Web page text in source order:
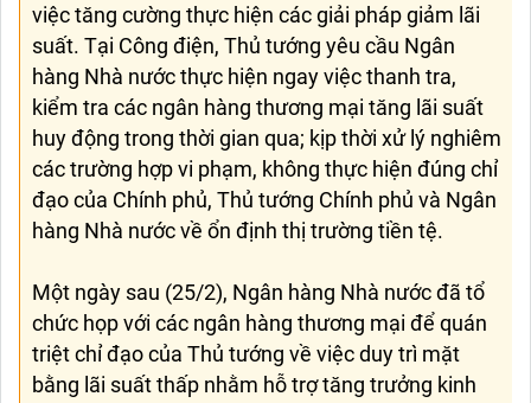
việc tăng cường thực hiện các giải pháp giảm lãi
suất. Tại Công điện, Thủ tướng yêu cầu Ngân
hàng Nhà nước thực hiện ngay việc thanh tra,
kiểm tra các ngân hàng thương mại tăng lãi suất
huy động trong thời gian qua; kịp thời xử lý nghiêm
các trường hợp vi phạm, không thực hiện đúng chỉ
đạo của Chính phủ, Thủ tướng Chính phủ và Ngân
hàng Nhà nước về ổn định thị trường tiền tệ.
Một ngày sau (25/2), Ngân hàng Nhà nước đã tổ
chức họp với các ngân hàng thương mại để quán
triệt chỉ đạo của Thủ tướng về việc duy trì mặt
bằng lãi suất thấp nhằm hỗ trợ tăng trưởng kinh